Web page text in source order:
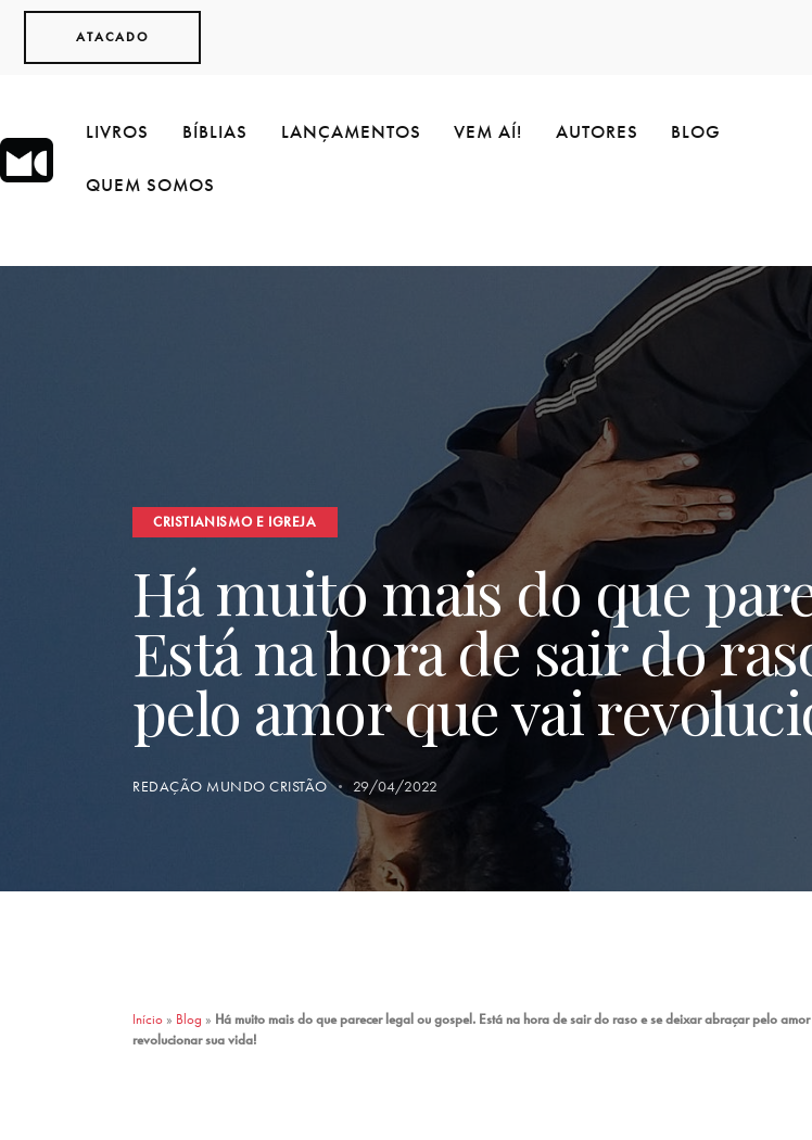
ATACADO
LIVROS BÍBLIAS LANÇAMENTOS VEM AÍ! AUTORES BLOG
QUEM SOMOS
CRISTIANISMO E IGREJA
Há muito mais do que
Está na hora de sair do
pelo amor que vai
REDAÇÃO MUNDO CRISTÃO 29/04/2022
Início » Blog » Há muito mais do que parecer legal ou gospel. Está na hora de sair do raso e se deixar abraçar pelo
revolucionar sua vida!